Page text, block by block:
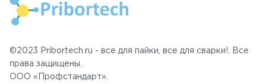
©2023 Pribortech.ru - все для пайки, все для сварки!. Все
права защищены.
ООО «Профстандарт».